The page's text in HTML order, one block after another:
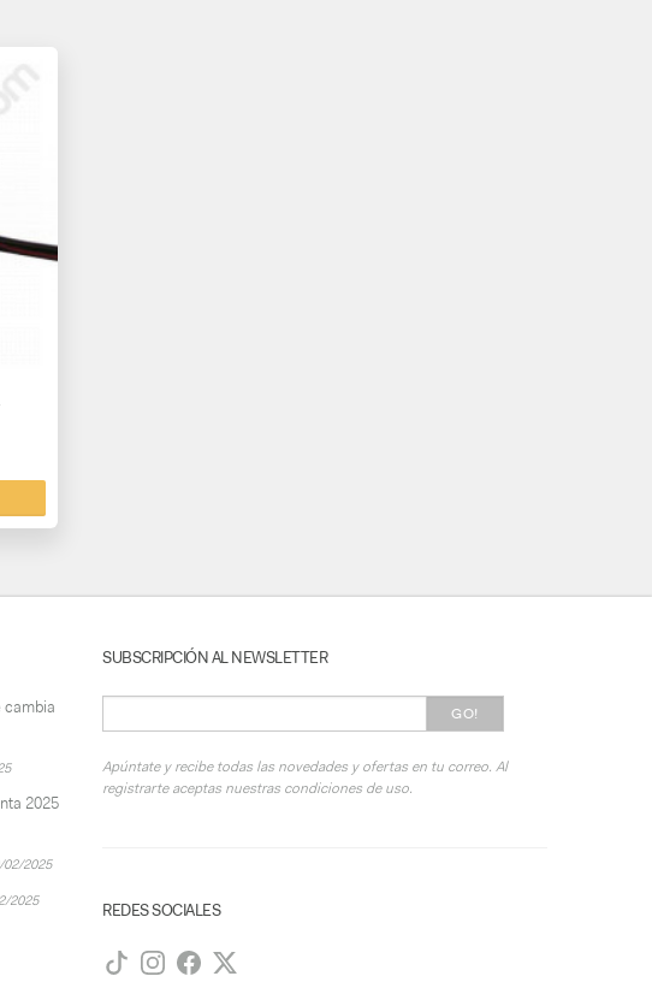
cambia
2025
02/2025
2025
SUBSCRIPCIÓN AL NEWSLETTER
GO!
Apúntate y recibe todas las novedades y ofertas en tu correo. Al
registrarte aceptas nuestras condiciones de uso.
REDES SOCIALES